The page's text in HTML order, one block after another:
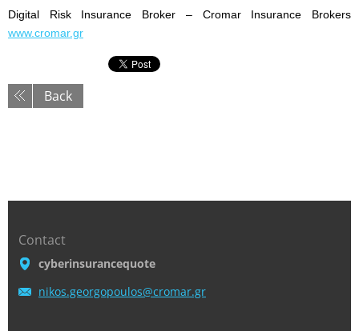
Digital Risk Insurance Broker – Cromar Insurance Brokers
www.cromar.gr
Back
Contact
cyberinsurancequote
nikos.georgopoulos@cromar.gr